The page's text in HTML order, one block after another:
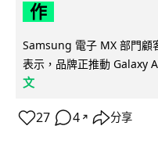
作
Samsung 電子 MX 部門顧
表示，品牌正推動 Galaxy
文
27 4 ↗ 分享